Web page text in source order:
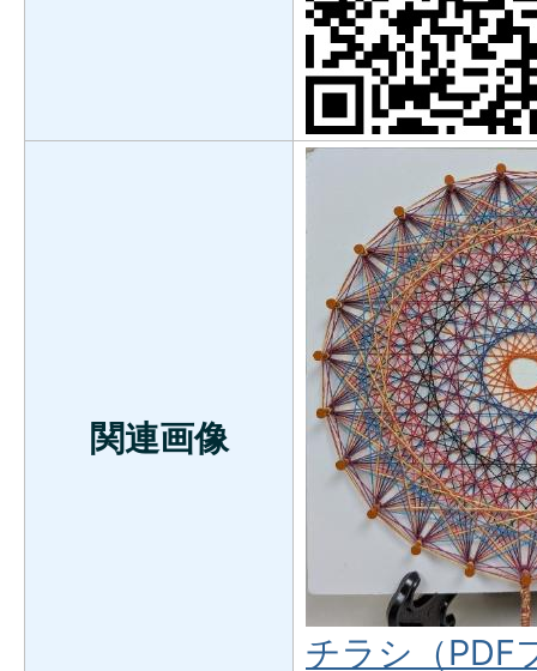
関連画像
チラシ（PDF